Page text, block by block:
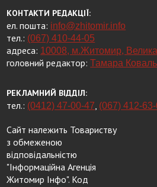
КОНТАКТИ РЕДАКЦІЇ:
ел. пошта: info@zhitomir.info
тел.: (067) 410-44-05
адреса: 10008, м.Житомир, Велика
головний редактор:Тамара Коваль
РЕКЛАМНИЙ ВІДДІЛ:
тел.: (0412) 47-00-47, (067) 412-
Сайт належить Товариству
з обмеженою
відповідальністю
"Інформаційна Агенція
Житомир Інфо". Код